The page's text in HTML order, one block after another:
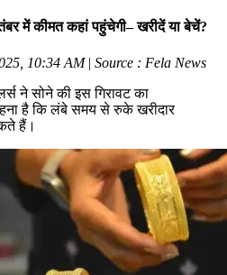
में कीमत कहां पहुंचेगी– खरीदें या बेचें?
10:34 AM| Source : Fela News
ने सोने की इस गिरावट का
है कि लंबे समय से रुके खरीदार
हैं।